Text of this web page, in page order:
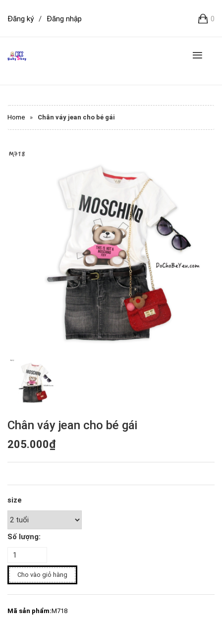
0
Đăng ký / Đăng nhập
Home » Chân váy jean cho bé gái
Chân váy jean cho bé gái
205.000₫
size
Số lượng:
Cho vào giỏ hàng
Mã sản phẩm:M718